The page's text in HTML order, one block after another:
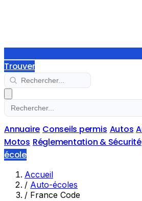
Trouver
Annuaire Conseils permis Autos
Motos Réglementation & Sécurité
école
Accueil
/ Auto-écoles
/ France Code